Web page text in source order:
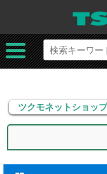
ツクモネットショップ
ツクモネットショップ